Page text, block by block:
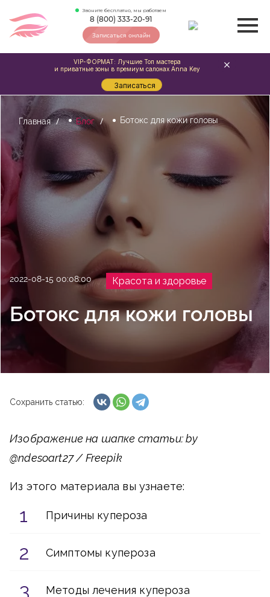
Звоните бесплатно, мы работаем
8 (800) 333-20-91
Записаться онлайн
Главная Блог Ботокс для кожи головы
2022-08-15 00:08:00 Красота и здоровье
Ботокс для кожи головы
Сохранить статью:
Изображение на шапке статьи: by
@ndesoart27 / Freepik
Из этого материала вы узнаете:
Причины купероза
Симптомы купероза
Методы лечения купероза
VIP-ФОРМАТ: Лучшие Топ мастера
и приватные зоны в премиум салонах Anna Key
Записаться